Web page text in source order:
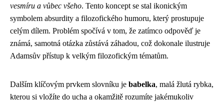
vesmíru a vůbec všeho. Tento koncept se stal ikonickým
symbolem absurdity a filozofického humoru, který prostupuje
celým dílem. Problém spočívá v tom, že zatímco odpověď je
známá, samotná otázka zůstává záhadou, což dokonale ilustruje
Adamsův přístup k velkým filozofickým tématům.
Dalším klíčovým prvkem slovníku je babelka, malá žlutá rybka,
kterou si vložíte do ucha a okamžitě rozumíte jakémukoliv